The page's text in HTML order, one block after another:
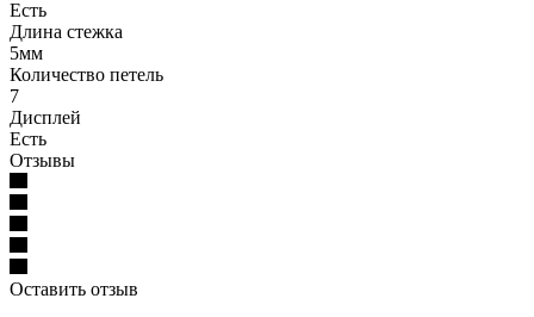
Есть
Длина стежка
5мм
Количество петель
7
Дисплей
Есть
Отзывы
Оставить отзыв